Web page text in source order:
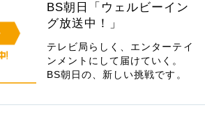
BS朝日「ウェルビーイン
グ放送中！」
テレビ局らしく、エンターテイ
ンメントにして届けていく。
BS朝日の、新しい挑戦です。